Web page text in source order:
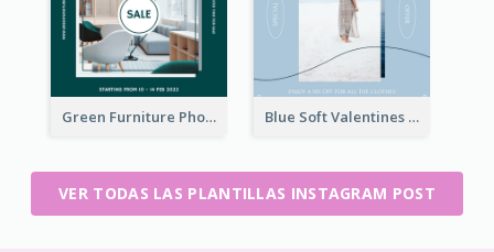
Green Furniture Photo Furniture Sale Instagram Post Blue Soft Valentines Day Limited Sale Instagram Post
VER TODAS LAS PLANTILLAS INSTAGRAM POST